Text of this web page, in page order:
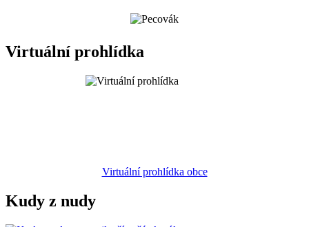
Virtuální prohlídka
Virtuální prohlídka obce
Kudy z nudy